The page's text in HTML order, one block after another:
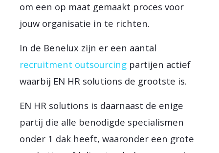
om een op maat gemaakt proces voor
jouw organisatie in te richten.
In de Benelux zijn er een aantal
recruitment outsourcing partijen actief
waarbij EN HR solutions de grootste is.
EN HR solutions is daarnaast de enige
partij die alle benodigde specialismen
onder 1 dak heeft, waaronder een grote